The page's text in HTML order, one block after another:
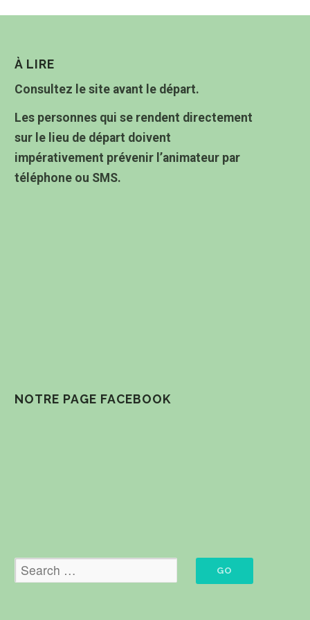
À LIRE
Consultez le site avant le départ.
Les personnes qui se rendent directement
sur le lieu de départ doivent
impérativement prévenir l’animateur par
téléphone ou SMS.
NOTRE PAGE FACEBOOK